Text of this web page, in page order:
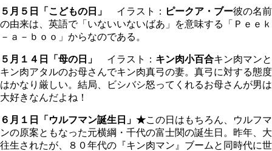
５月５日「こどもの日」 イラスト： ピークア・ブー彼の名前
の由来は、英語で「いないいないばあ」を意味する「Ｐｅｅｋ
－ａ－ｂｏｏ」からなのである。
５月１４日「母の日」 イラスト： キン肉小百合キン肉マンと
キン肉アタルのお母さんでキン肉真弓の妻。真弓に対する態度
はかなり厳しい。結局、ビシバシ怒ってくれるお母さんが男は
大好きなんだよね！
６月１日「ウルフマン誕生日」★この日はもちろん、ウルフマ
ンの原案ともなった元横綱・千代の富士関の誕生日。昨年、大
往生されたが、８０年代の『キン肉マン』ブームと同時代に世